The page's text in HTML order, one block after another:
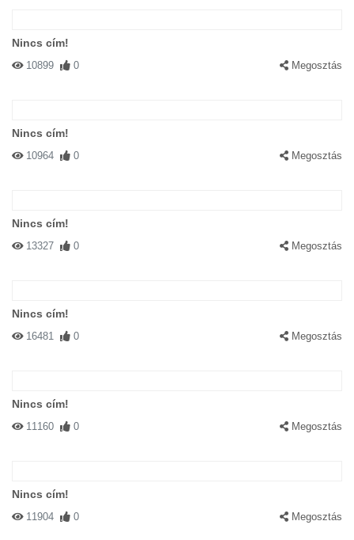
Nincs cím!
10899 0 Megosztás
Nincs cím!
10964 0 Megosztás
Nincs cím!
13327 0 Megosztás
Nincs cím!
16481 0 Megosztás
Nincs cím!
11160 0 Megosztás
Nincs cím!
11904 0 Megosztás